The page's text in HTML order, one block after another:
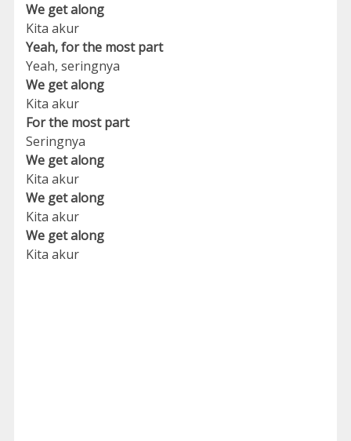
We get along
Kita akur
Yeah, for the most part
Yeah, seringnya
We get along
Kita akur
For the most part
Seringnya
We get along
Kita akur
We get along
Kita akur
We get along
Kita akur